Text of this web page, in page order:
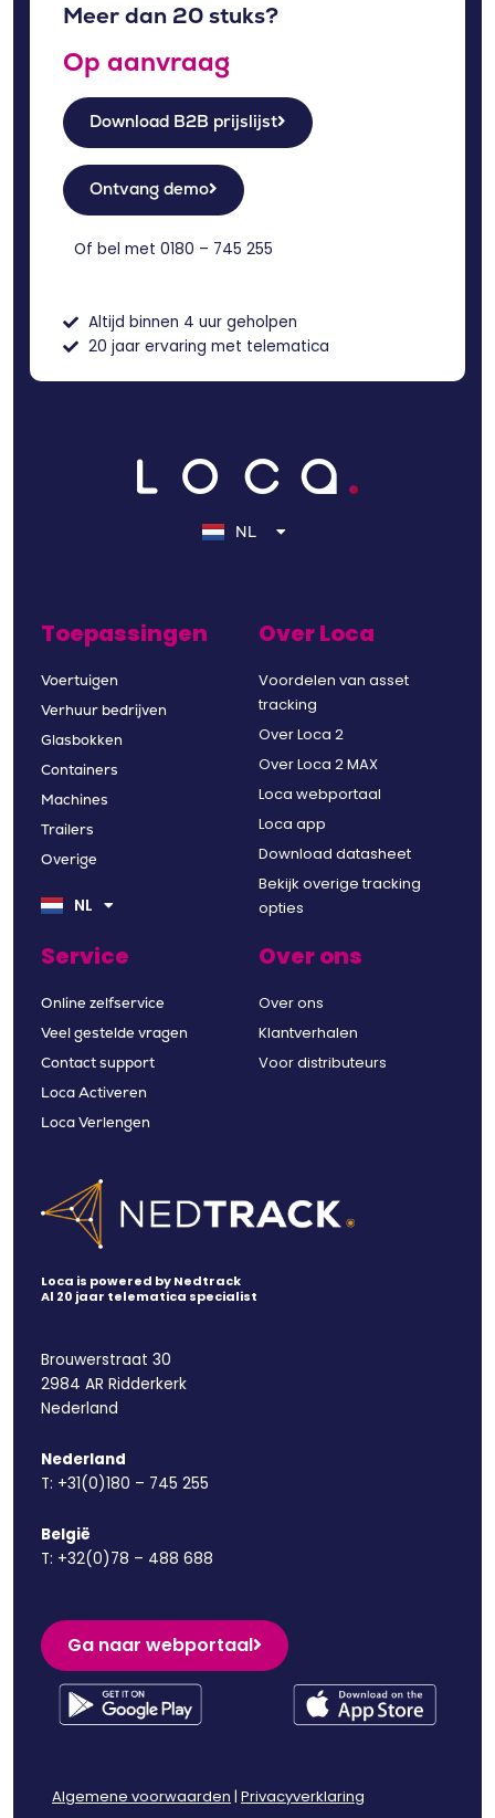
Meer dan 20 stuks?
Op aanvraag
Download B2B prijslijst
Ontvang demo
Of bel met 0180 – 745 255
Altijd binnen 4 uur geholpen
20 jaar ervaring met telematica
NL
EN
FR
Toepassingen
Voertuigen
Verhuur bedrijven
Glasbokken
Containers
Machines
Trailers
Overige
NL
EN
FR
Over Loca
Voordelen van asset
tracking
Over Loca 2
Over Loca 2 MAX
Loca webportaal
Loca app
Download datasheet
Bekijk overige tracking
opties
Service
Online zelfservice
Veel gestelde vragen
Contact support
Loca Activeren
Loca Verlengen
Over ons
Over ons
Klantverhalen
Voor distributeurs
Loca is powered by Nedtrack
Al 20 jaar telematica specialist
Brouwerstraat 30
2984 AR Ridderkerk
Nederland
Nederland
T: +31(0)180 – 745 255
België
T: +32(0)78 – 488 688
Ga naar webportaal
Algemene voorwaarden | Privacyverklaring